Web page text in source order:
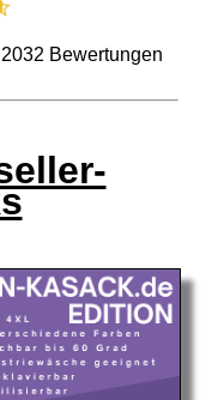
2032 Bewertungen